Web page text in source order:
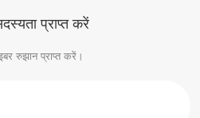
प्राप्त करें
रुझान प्राप्त करें।